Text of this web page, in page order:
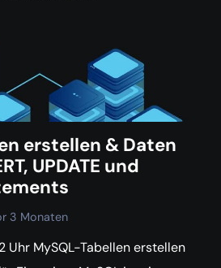
erstellen & Daten
UPDATE und
3 Monaten
Uhr MySQL-Tabellen erstellen